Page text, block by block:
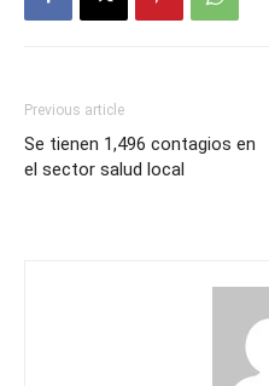
Previous article
Se tienen 1,496 contagios en
el sector salud local